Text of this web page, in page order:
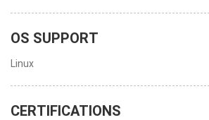
OS SUPPORT
Linux
CERTIFICATIONS